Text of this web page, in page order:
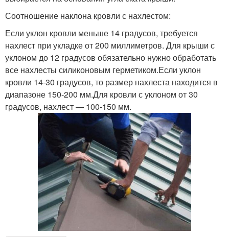
Соотношение наклона кровли с нахлестом:
Если уклон кровли меньше 14 градусов, требуется
нахлест при укладке от 200 миллиметров. Для крыши с
уклоном до 12 градусов обязательно нужно обработать
все нахлесты силиконовым герметиком.Если уклон
кровли 14-30 градусов, то размер нахлеста находится в
диапазоне 150-200 мм.Для кровли с уклоном от 30
градусов, нахлест — 100-150 мм.